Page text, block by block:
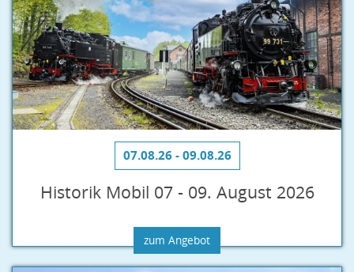
07.08.26 - 09.08.26
Historik Mobil 07 - 09. August 2026
zum Angebot